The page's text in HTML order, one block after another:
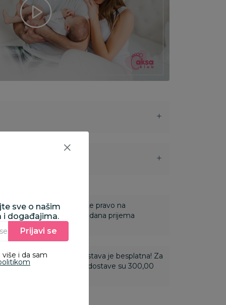
online porudžbine imate pravo na
u roku od 14 dana od dana prijema
3.500,00 rsd i više dostava je besplatna! Za
3.499,99 rsd troškovi dostave su 300,00
sve o našim
i događajima.
Unesite Vašu e‑mail adresu da biste se prijavili na newsletter.
Prijavi se
i da sam